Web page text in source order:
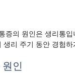
증의 원인은 생리통
리 주기 동안 경험하
인